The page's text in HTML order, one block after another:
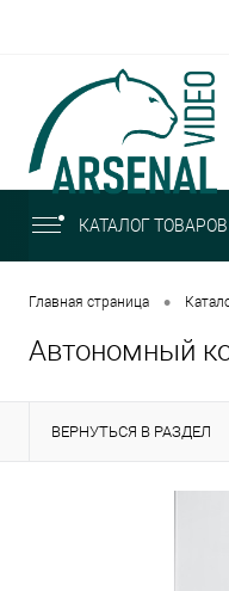
КАТАЛОГ ТОВАРОВ
Главная страница •
Автономный
ВЕРНУТЬСЯ В РАЗДЕЛ